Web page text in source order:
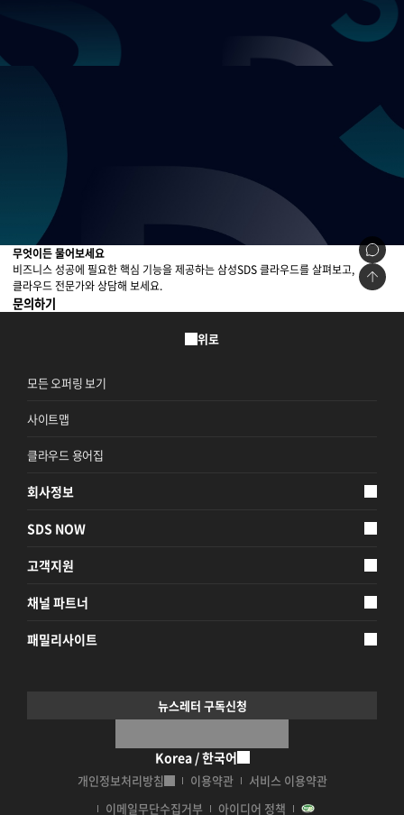
무엇이든 물어보세요
비즈니스 성공에 필요한 핵심 기능을 제공하는 삼성SDS 클라우드를 살펴보고,
클라우드 전문가와 상담해 보세요.
문의하기
위로
모든 오퍼링 보기
사이트맵
클라우드 용어집
회사정보
SDS NOW
고객지원
채널 파트너
패밀리사이트
뉴스레터 구독신청
Korea / 한국어
개인정보처리방침 이용약관
서비스 이용약관
이메일무단수집거부
아이디어 정책